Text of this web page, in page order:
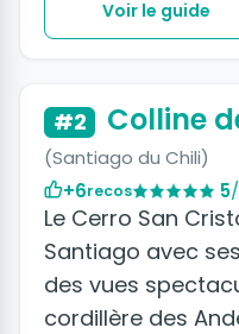
Voir le guide
#2 Colline
(Santiago du Chili)
+6recos 5
Le Cerro San
Santiago avec
des vues
cordillère des